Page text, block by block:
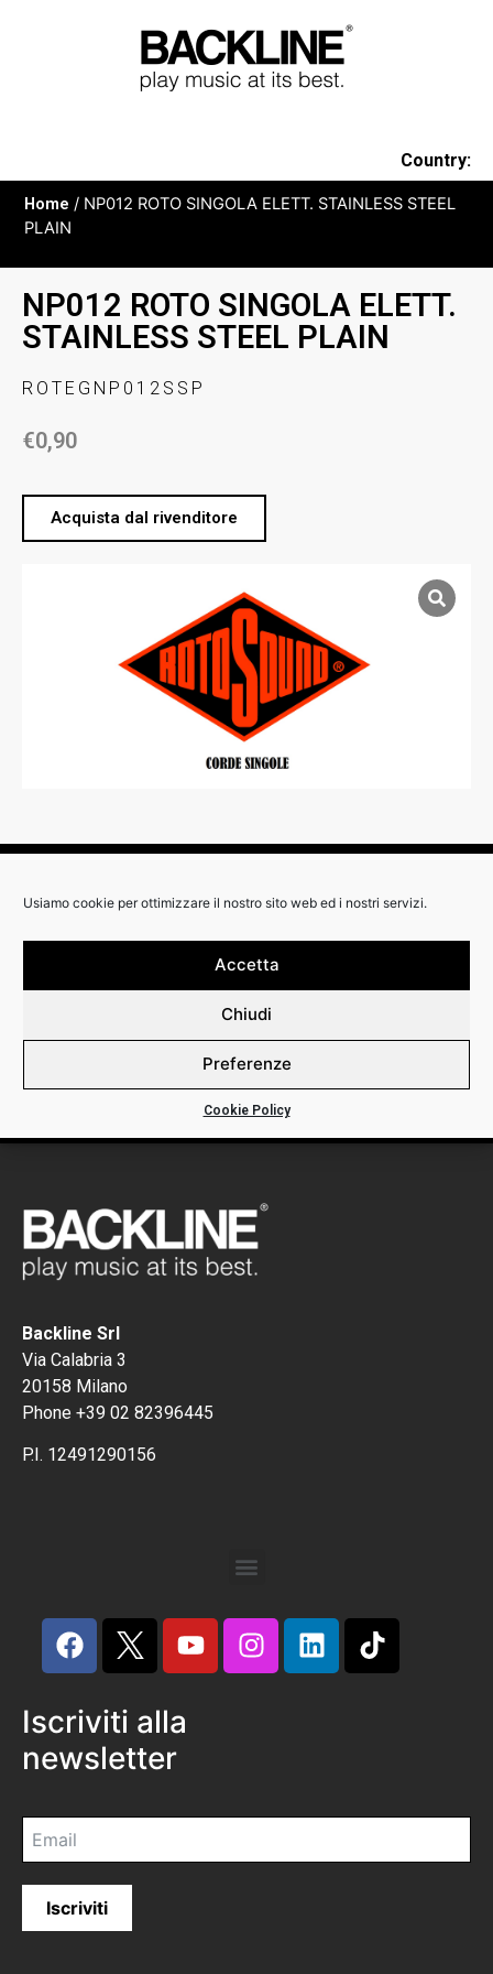
Usiamo cookie per ottimizzare il nostro sito web ed i nostri servizi.
Accetta
Chiudi
Preferenze
Cookie Policy
Country:
Home / NP012 ROTO SINGOLA ELETT. STAINLESS STEEL
PLAIN
NP012 ROTO SINGOLA ELETT.
STAINLESS STEEL PLAIN
ROTEGNP012SSP
€0,90
Acquista dal rivenditore
RIVENDITORI:
DETTAGLI:
NP012 ROTO SINGLE STRING STAINLESS STEEL PLAIN
Backline Srl
Via Calabria 3
20158 Milano
Phone +39 02 82396445
P.I. 12491290156
Iscriviti alla
newsletter
Iscriviti